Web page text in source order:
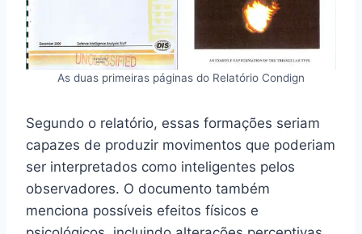
As duas primeiras páginas do Relatório Condign
Segundo o relatório, essas formações seriam
capazes de produzir movimentos que poderiam
ser interpretados como inteligentes pelos
observadores. O documento também
menciona possíveis efeitos físicos e